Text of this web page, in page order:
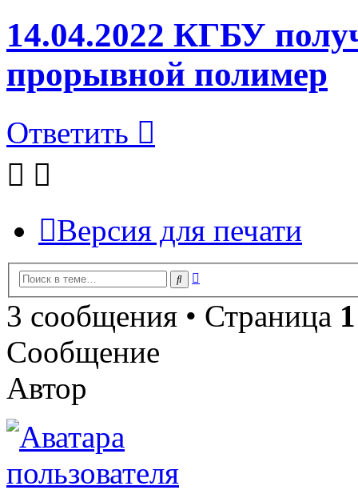
14.04.2022 КГБУ
прорывной полимер
Ответить
Версия для печати
Поиск
3 сообщения • Страница 1
Сообщение
Автор